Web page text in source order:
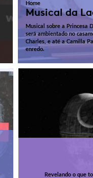
Home
Musical da
Musical sobre a Princesa
será ambientado no
Charles, e até a Camilla
enredo.
Revelando o que